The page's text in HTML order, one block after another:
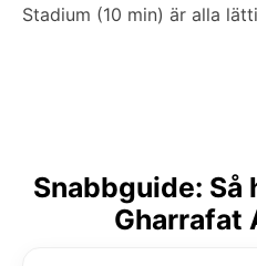
Stadium (10 min) är alla
Snabbguide: Så
Gharrafat